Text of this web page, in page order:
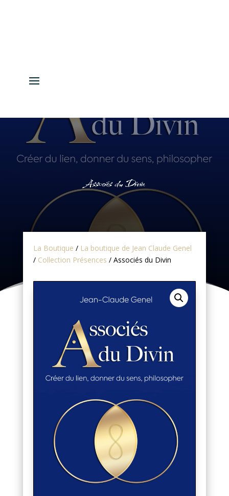
Associés du Divin
La Boutique / La boutique de Jean Claude Genel
/ Collection Présences / Associés du Divin